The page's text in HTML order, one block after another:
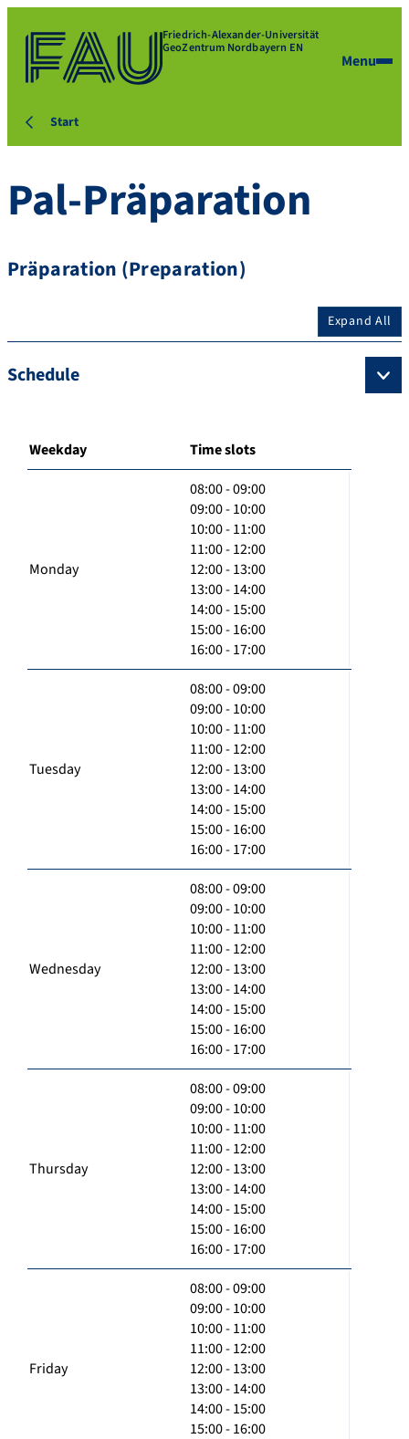
Friedrich-Alexander-Universität
GeoZentrum Nordbayern EN
Menu
Start
Pal-Präparation
Präparation (Preparation)
Expand All
Schedule
Weekday Time slots
Monday
08:00 - 09:00
09:00 - 10:00
10:00 - 11:00
11:00 - 12:00
12:00 - 13:00
13:00 - 14:00
14:00 - 15:00
15:00 - 16:00
16:00 - 17:00
Tuesday
08:00 - 09:00
09:00 - 10:00
10:00 - 11:00
11:00 - 12:00
12:00 - 13:00
13:00 - 14:00
14:00 - 15:00
15:00 - 16:00
16:00 - 17:00
Wednesday
08:00 - 09:00
09:00 - 10:00
10:00 - 11:00
11:00 - 12:00
12:00 - 13:00
13:00 - 14:00
14:00 - 15:00
15:00 - 16:00
16:00 - 17:00
Thursday
08:00 - 09:00
09:00 - 10:00
10:00 - 11:00
11:00 - 12:00
12:00 - 13:00
13:00 - 14:00
14:00 - 15:00
15:00 - 16:00
16:00 - 17:00
Friday
08:00 - 09:00
09:00 - 10:00
10:00 - 11:00
11:00 - 12:00
12:00 - 13:00
13:00 - 14:00
14:00 - 15:00
15:00 - 16:00